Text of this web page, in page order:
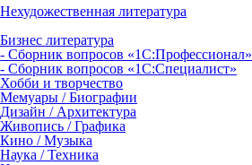
Нехудожественная литература
Бизнес литература
- Сборник вопросов «1С:Профессионал»
- Сборник вопросов «1С:Специалист»
Хобби и творчество
Мемуары / Биографии
Дизайн / Архитектура
Живопись / Графика
Кино / Музыка
Наука / Техника